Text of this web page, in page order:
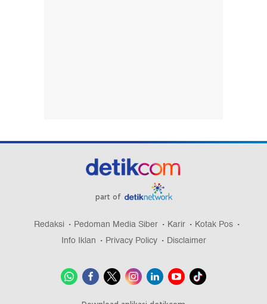
part of
Redaksi Pedoman Media Siber Karir
Kotak Pos
Info Iklan
Privacy Policy Disclaimer